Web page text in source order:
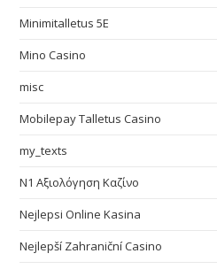
Minimitalletus 5E
Mino Casino
misc
Mobilepay Talletus Casino
my_texts
N1 Αξιολόγηση Καζίνο
Nejlepsi Online Kasina
Nejlepší Zahraniční Casino